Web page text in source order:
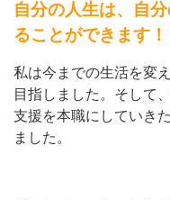
自分の人生は、自
ることができます！
私は今までの生活を変
目指しました。そして
支援を本職にしていき
ました。